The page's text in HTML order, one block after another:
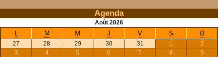
Agenda
Août 2026
L M M J V S D
27 28 29 30 31 1
2
3
4 5 6 7 8
9